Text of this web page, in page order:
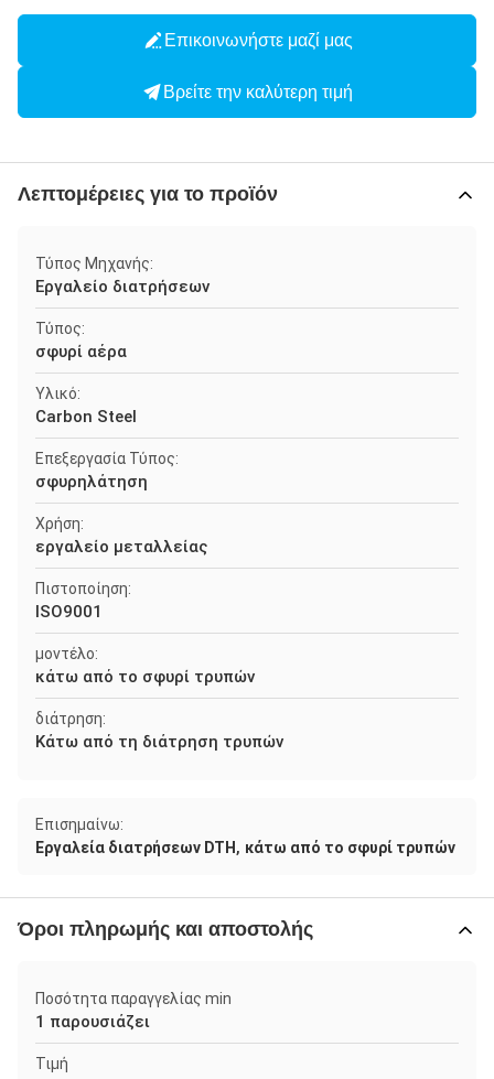
Επικοινωνήστε μαζί μας
Βρείτε την καλύτερη τιμή
Λεπτομέρειες για το προϊόν
Τύπος Μηχανής:
Εργαλείο διατρήσεων
Τύπος:
σφυρί αέρα
Υλικό:
Carbon Steel
Επεξεργασία Τύπος:
σφυρηλάτηση
Χρήση:
εργαλείο μεταλλείας
Πιστοποίηση:
ISO9001
μοντέλο:
κάτω από το σφυρί τρυπών
διάτρηση:
Κάτω από τη διάτρηση τρυπών
Επισημαίνω:
Εργαλεία διατρήσεων DTH , κάτω από το σφυρί τρυπών
Όροι πληρωμής και αποστολής
Ποσότητα παραγγελίας min
1 παρουσιάζει
Τιμή